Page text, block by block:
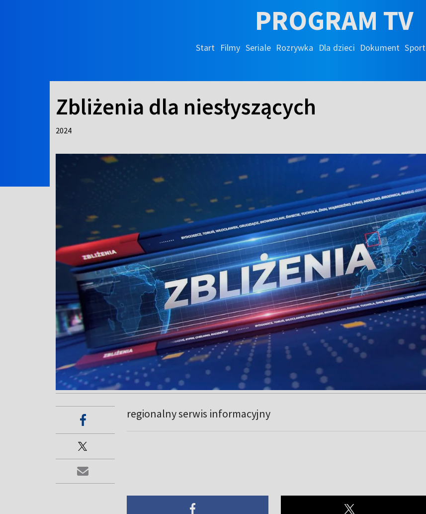
PROGRAM TV
Start Filmy Seriale Rozrywka Dla dzieci Dokument Sport
Zbliżenia dla niesłyszących
2024
regionalny serwis informacyjny